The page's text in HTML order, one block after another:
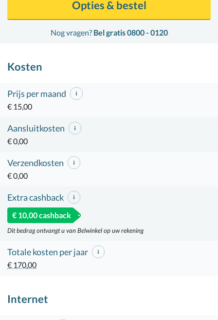
Nog vragen? Bel gratis 0800 - 0120
Opties & bestel
Kosten
Prijs per maand
€ 15,00
Aansluitkosten
€ 0,00
Verzendkosten
€ 0,00
Extra cashback
€ 10,00 cashback
Dit bedrag ontvangt u van Belwinkel op uw rekening
Totale kosten per jaar
€ 170,00
Internet